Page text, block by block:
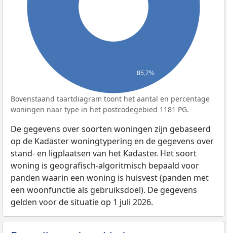
85,7%
Bovenstaand taartdiagram toont het aantal en percentage
woningen naar type in het postcodegebied 1181 PG.
De gegevens over soorten woningen zijn gebaseerd
op de Kadaster woningtypering en de gegevens over
stand- en ligplaatsen van het Kadaster. Het soort
woning is geografisch-algoritmisch bepaald voor
panden waarin een woning is huisvest (panden met
een woonfunctie als gebruiksdoel). De gegevens
gelden voor de situatie op 1 juli 2026.